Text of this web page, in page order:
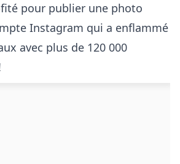
pour publier une photo
Instagram qui a enflammé
avec plus de 120 000